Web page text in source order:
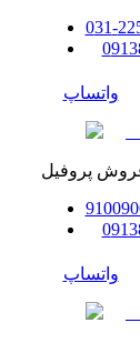
-
031
0
واتساپ
پروفیل
0
واتساپ